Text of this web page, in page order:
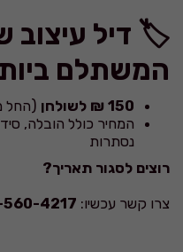
🏷️ דיל עיצוב
המשתלם
150 ₪ לשולחן
(החל מ-10
המחיר כולל הובלה,
נסתרות
רוצים לסגור תאריך?
צרו קשר עכשיו: 4217